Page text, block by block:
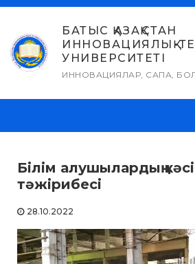
Skip
content
БАТЫС ҚАЗАҚСТАН
ИННОВАЦИЯЛЫҚ-
УНИВЕРСИТЕТІ
ИННОВАЦИЯЛАР, САПА,
Білім алушылардың
тәжірибесі
28.10.2022